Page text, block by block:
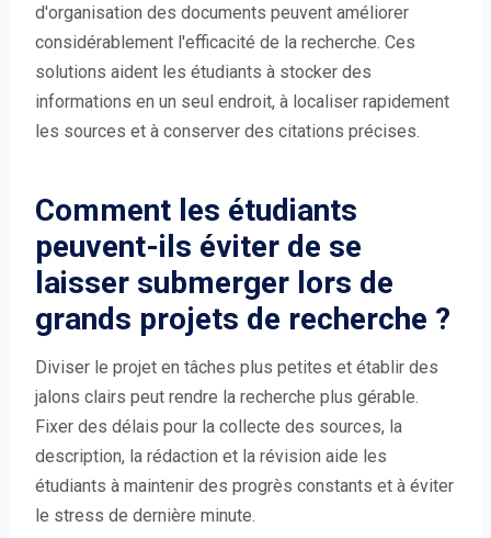
d'organisation des documents peuvent améliorer
considérablement l'efficacité de la recherche. Ces
solutions aident les étudiants à stocker des
informations en un seul endroit, à localiser rapidement
les sources et à conserver des citations précises.
Comment les étudiants
peuvent-ils éviter de se
laisser submerger lors de
grands projets de recherche ?
Diviser le projet en tâches plus petites et établir des
jalons clairs peut rendre la recherche plus gérable.
Fixer des délais pour la collecte des sources, la
description, la rédaction et la révision aide les
étudiants à maintenir des progrès constants et à éviter
le stress de dernière minute.